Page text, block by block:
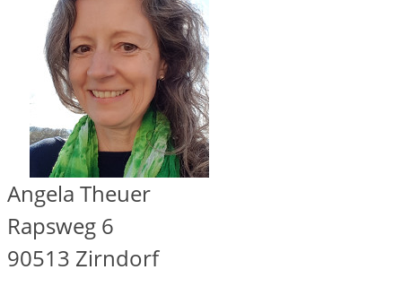
Angela Theuer
Rapsweg 6
90513 Zirndorf